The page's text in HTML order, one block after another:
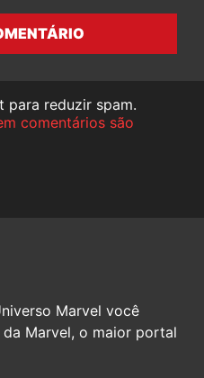
para reduzir spam.
comentários são
Marvel você
Marvel, o maior portal